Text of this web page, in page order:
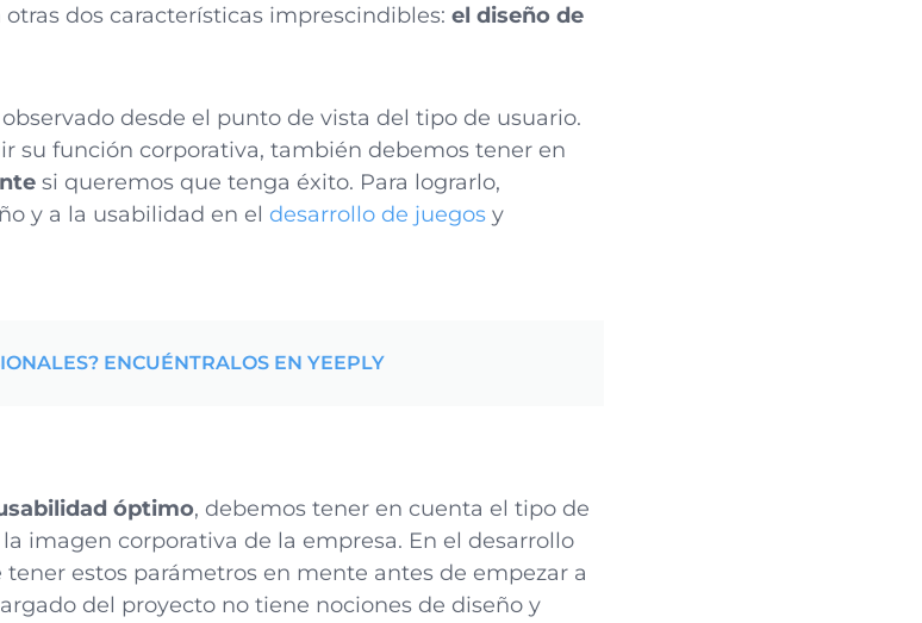
dos características imprescindibles: el diseño de
desde el punto de vista del tipo de usuario.
su función corporativa, también debemos tener en
si queremos que tenga éxito. Para lograrlo,
y a la usabilidad en el desarrollo de juegos y
ENCUÉNTRALOS EN YEEPLY
óptimo, debemos tener en cuenta el tipo de
imagen corporativa de la empresa. En el desarrollo
estos parámetros en mente antes de empezar a
del proyecto no tiene nociones de diseño y